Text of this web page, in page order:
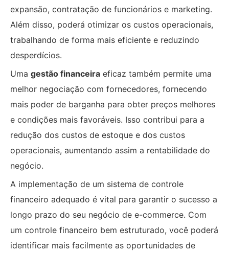
expansão, contratação de funcionários e marketing.
Além disso, poderá otimizar os custos operacionais,
trabalhando de forma mais eficiente e reduzindo
desperdícios.
Uma gestão financeira eficaz também permite uma
melhor negociação com fornecedores, fornecendo
mais poder de barganha para obter preços melhores
e condições mais favoráveis. Isso contribui para a
redução dos custos de estoque e dos custos
operacionais, aumentando assim a rentabilidade do
negócio.
A implementação de um sistema de controle
financeiro adequado é vital para garantir o sucesso a
longo prazo do seu negócio de e-commerce. Com
um controle financeiro bem estruturado, você poderá
identificar mais facilmente as oportunidades de